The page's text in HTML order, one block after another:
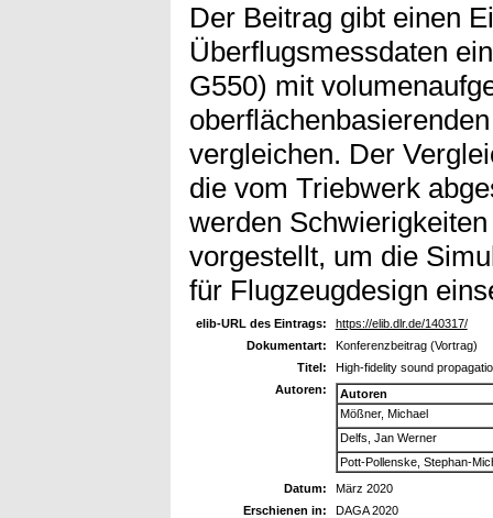
Der Beitrag gibt einen
Überflugsmessdaten
G550) mit
vergleichen. Der
die vom Triebwerk
werden
vorgestellt, um die
für Flugzeugdesign
elib-URL des Eintrags:
https://elib.dlr.de/140317/
Dokumentart:
Konferenzbeitrag (Vortrag)
Titel:
High-fidelity sound
Autoren:
Autoren
Mößner, Michael
Delfs, Jan Werner
Pott-Pollenske, Stephan-
Datum:
März 2020
Erschienen in:
DAGA 2020